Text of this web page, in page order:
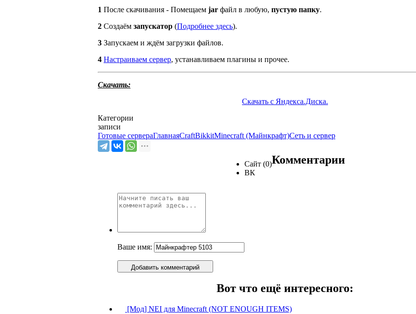
1 После скачивания - Помещаем jar файл в любую, пустую папку.
2 Создаём запускатор (Подробнее здесь).
3 Запускаем и ждём загрузки файлов.
4 Настраиваем сервер, устанавливаем плагины и прочее.
Скачать:
Скачать с Яндекса.Диска.
Категории
записи
Готовые сервераГлавнаяCraftBikkitMinecraft (Майнкрафт)Сеть и сервер
Сайт (0)
ВК
Комментарии
Ваше имя:
Добавить комментарий
Вот что ещё интересного:
[Мод] NEI для Minecraft (NOT ENOUGH ITEMS)